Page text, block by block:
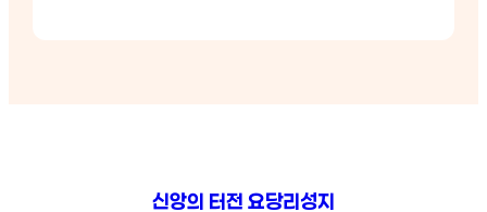
신앙의 터전 요당리성지